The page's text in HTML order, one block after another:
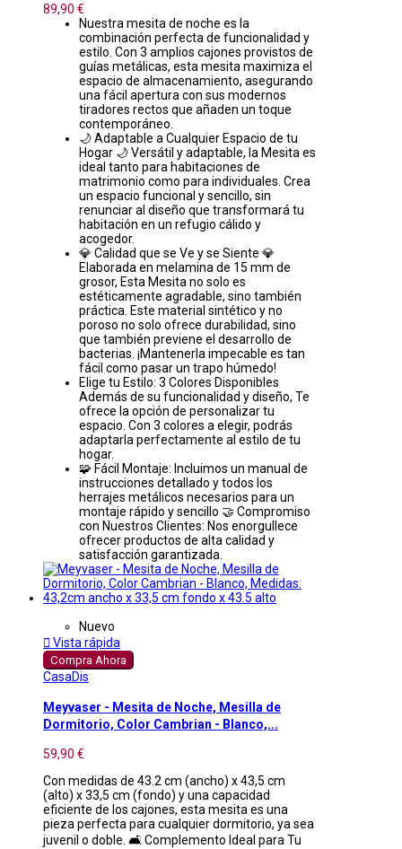
89,90 €
Nuestra mesita de noche es la
combinación perfecta de funcionalidad y
estilo. Con 3 amplios cajones provistos de
guías metálicas, esta mesita maximiza el
espacio de almacenamiento, asegurando
una fácil apertura con sus modernos
tiradores rectos que añaden un toque
contemporáneo.
🌙 Adaptable a Cualquier Espacio de tu
Hogar 🌙 Versátil y adaptable, la Mesita es
ideal tanto para habitaciones de
matrimonio como para individuales. Crea
un espacio funcional y sencillo, sin
renunciar al diseño que transformará tu
habitación en un refugio cálido y
acogedor.
💎 Calidad que se Ve y se Siente 💎
Elaborada en melamina de 15 mm de
grosor, Esta Mesita no solo es
estéticamente agradable, sino también
práctica. Este material sintético y no
poroso no solo ofrece durabilidad, sino
que también previene el desarrollo de
bacterias. ¡Mantenerla impecable es tan
fácil como pasar un trapo húmedo!
Elige tu Estilo: 3 Colores Disponibles
Además de su funcionalidad y diseño, Te
ofrece la opción de personalizar tu
espacio. Con 3 colores a elegir, podrás
adaptarla perfectamente al estilo de tu
hogar.
🧩 Fácil Montaje: Incluimos un manual de
instrucciones detallado y todos los
herrajes metálicos necesarios para un
montaje rápido y sencillo 🤝 Compromiso
con Nuestros Clientes: Nos enorgullece
ofrecer productos de alta calidad y
satisfacción garantizada.
Nuevo
 Vista rápida
Compra Ahora
CasaDis
Meyvaser - Mesita de Noche, Mesilla de
Dormitorio, Color Cambrian - Blanco,...
59,90 €
Con medidas de 43.2 cm (ancho) x 43,5 cm
(alto) x 33,5 cm (fondo) y una capacidad
eficiente de los cajones, esta mesita es una
pieza perfecta para cualquier dormitorio, ya sea
juvenil o doble. 🛋️ Complemento Ideal para Tu